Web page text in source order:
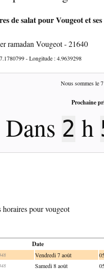
de salat pour Vougeot et
ramadan Vougeot - 21640
- Longitude :4.9639298
Nous sommes le
Prochaine
Dans 2 h
horaires pour vougeot
Date
Vendredi 7 août
Samedi 8 août